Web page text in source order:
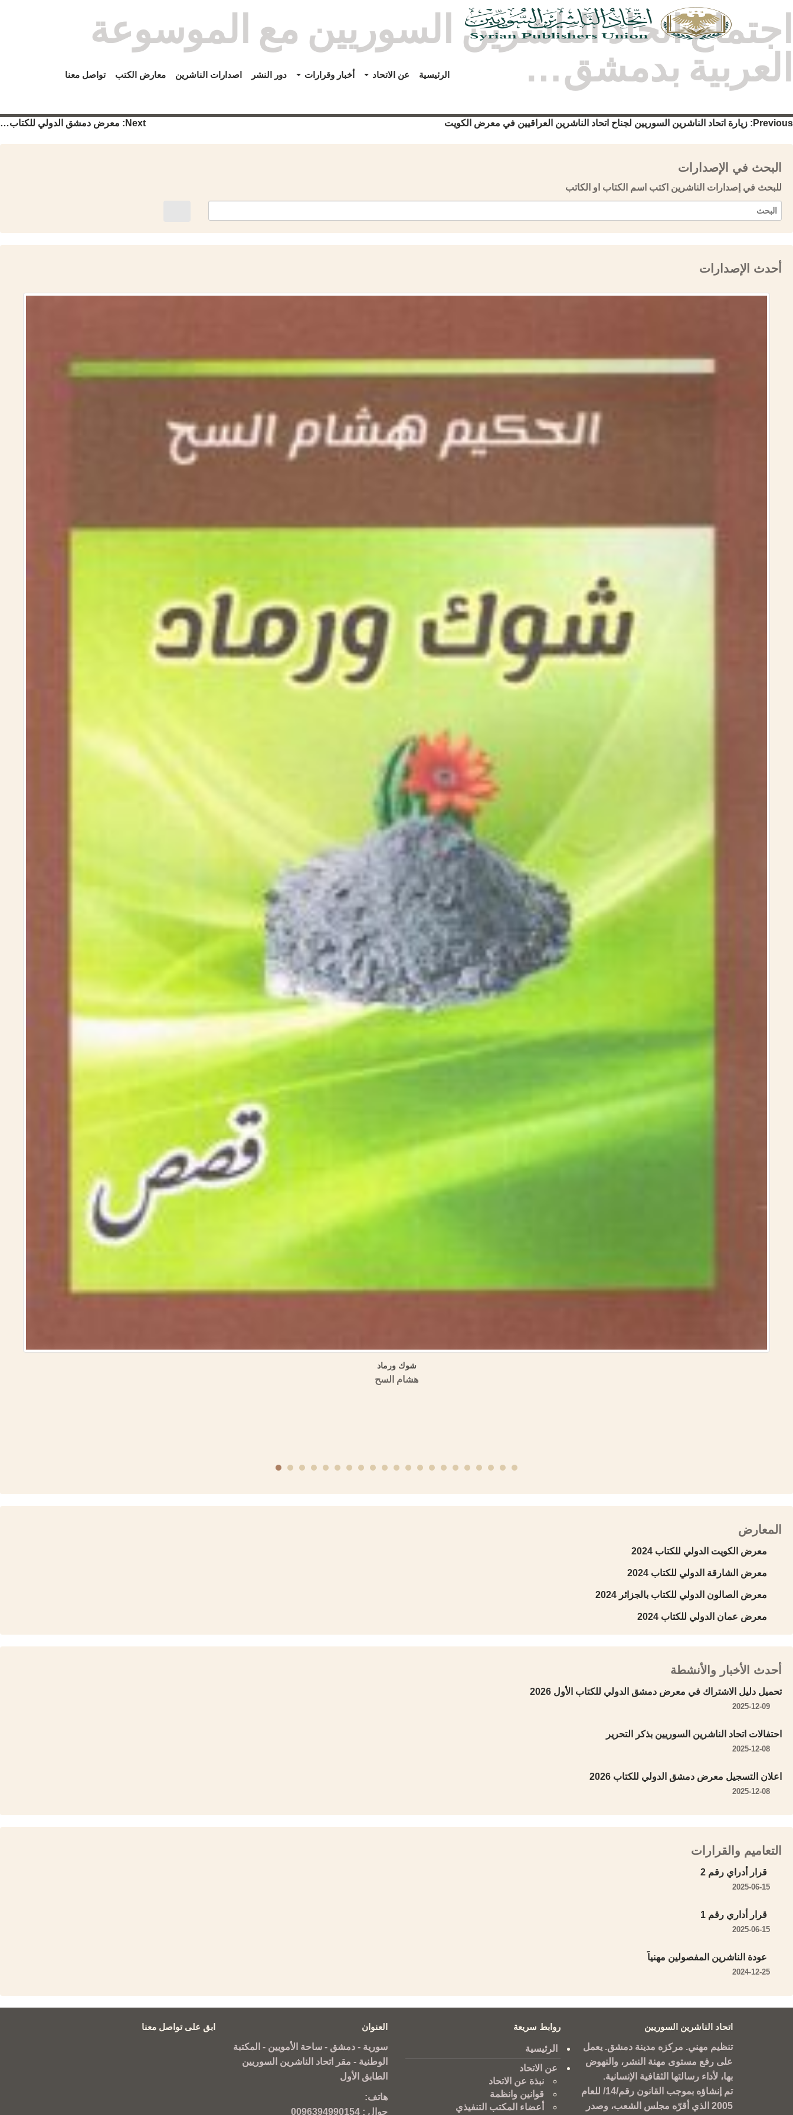
الرئيسية عن الاتحاد أخبار وقرارات دور النشر اصدارات الناشرين معارض الكتب تواصل معنا
اجتماع اتحاد الناشرين السوريين مع الموسوعة
العربية بدمشق…
تصفّح
المقالات
Previous: زيارة اتحاد الناشرين السوريين لجناح اتحاد الناشرين العراقيين في معرض الكويت Next: معرض دمشق الدولي للكتاب…
البحث في الإصدارات
للبحث في إصدارات الناشرين اكتب اسم الكتاب او الكاتب
أحدث الإصدارات
منهجية الكتابة التاريخية عند ابن عساكر وابن العديم
منشورات الجمعية التاريخية السورية
المعارض
معرض الكويت الدولي للكتاب 2024
معرض الشارقة الدولي للكتاب 2024
معرض الصالون الدولي للكتاب بالجزائر 2024
معرض عمان الدولي للكتاب 2024
أحدث الأخبار والأنشطة
تحميل دليل الاشتراك في معرض دمشق الدولي للكتاب الأول 2026
2025-12-09
احتفالات اتحاد الناشرين السوريين بذكر التحرير
2025-12-08
اعلان التسجيل معرض دمشق الدولي للكتاب 2026
2025-12-08
التعاميم والقرارات
قرار أدراي رقم 2
2025-06-15
قرار أداري رقم 1
2025-06-15
عودة الناشرين المفصولين مهنياً
2024-12-25
اتحاد الناشرين السوريين
تنظيم مهني. مركزه مدينة دمشق. يعمل
على رفع مستوى مهنة النشر، والنهوض
بها، لأداء رسالتها الثقافية الإنسانية.
تم إنشاؤه بموجب القانون رقم/14/ للعام
2005 الذي أقرّه مجلس الشعب، وصدر
روابط سريعة
الرئيسية
عن الاتحاد
نبذة عن الاتحاد
قوانين وانظمة
أعضاء المكتب التنفيذي
العنوان
سورية - دمشق - ساحة الأمويين - المكتبة
الوطنية - مقر اتحاد الناشرين السوريين
الطابق الأول
هاتف:
جوال : 0096394990154
ابق على تواصل معنا